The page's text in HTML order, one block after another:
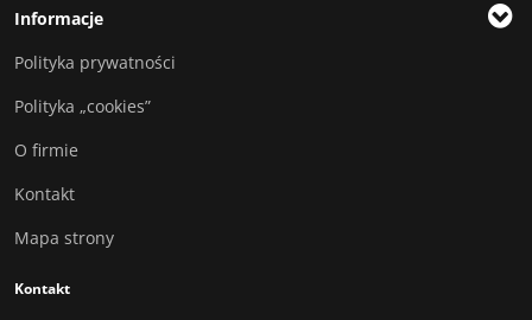
Informacje
Polityka prywatności
Polityka „cookies”
O firmie
Kontakt
Mapa strony
Kontakt